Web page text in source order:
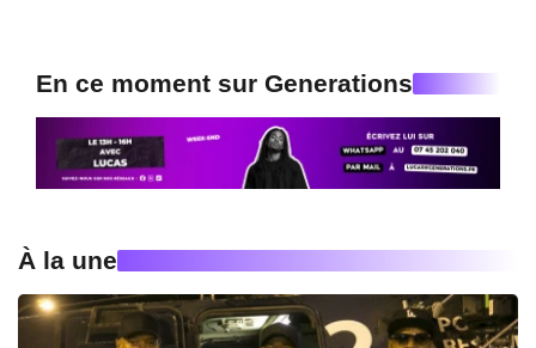
En ce moment sur Generations
À la une